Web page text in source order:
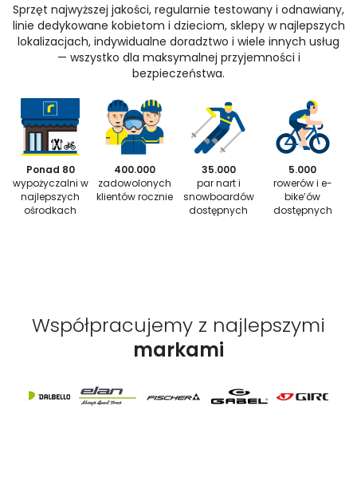
Sprzęt najwyższej jakości, regularnie testowany i odnawiany,
linie dedykowane kobietom i dzieciom, sklepy w najlepszych
lokalizacjach, indywidualne doradztwo i wiele innych usług
— wszystko dla maksymalnej przyjemności i
bezpieczeństwa.
Ponad 80
wypożyczalni w
najlepszych
ośrodkach
400.000
zadowolonych
klientów rocznie
35.000
par nart i
snowboardów
dostępnych
5.000
rowerów i e-
bike’ów
dostępnych
Współpracujemy z najlepszymi
markami